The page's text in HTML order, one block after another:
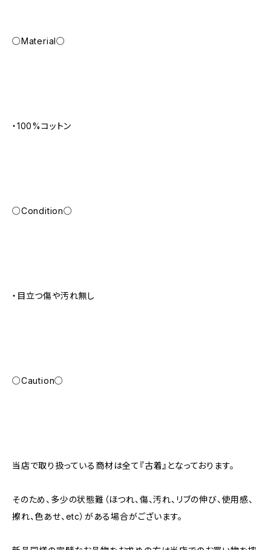
○Material○
・100%コットン
○Condition○
・目立つ傷や汚れ無し
○Caution○
当店で取り扱っている商材は全て『古着』となっております。
そのため、多少の状態難（ほつれ、傷、汚れ、リブの伸び、使用感、
擦れ、色あせ、etc）がある場合がございます。